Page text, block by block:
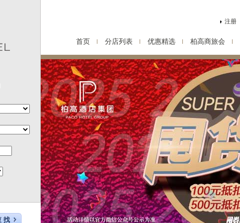
注册
首页 分店列表 优惠精选 柏高商旅会